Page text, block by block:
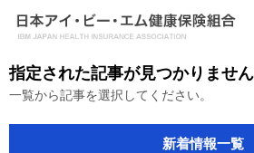
指定された記事が見つかりません
一覧から記事を選択してください。
新着情報一覧